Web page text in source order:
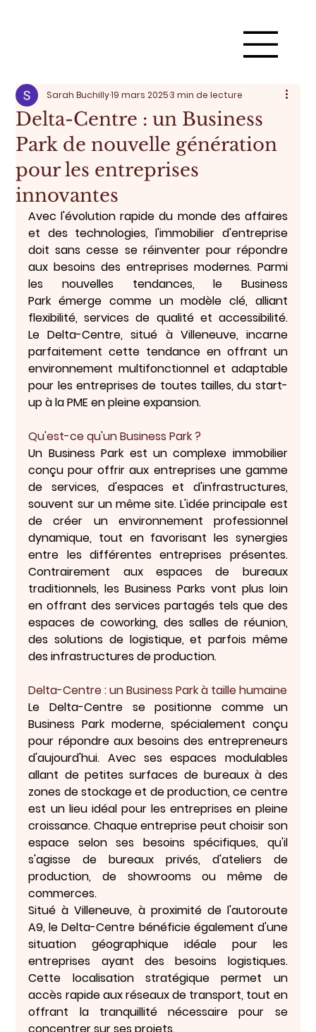
Delta-Centre : un Business
Park de nouvelle génération
pour les entreprises
innovantes
Sarah Buchilly19 mars 20253 min de lecture
Avec l'évolution rapide du monde des affaires
et des technologies, l'immobilier d'entreprise
doit sans cesse se réinventer pour répondre
aux besoins des entreprises modernes. Parmi
les nouvelles tendances, le Business
Park émerge comme un modèle clé, alliant
flexibilité, services de qualité et accessibilité.
Le Delta-Centre, situé à Villeneuve, incarne
parfaitement cette tendance en offrant un
environnement multifonctionnel et adaptable
pour les entreprises de toutes tailles, du start-
up à la PME en pleine expansion.
Qu'est-ce qu'un Business Park ?
Un Business Park est un complexe immobilier
conçu pour offrir aux entreprises une gamme
de services, d'espaces et d'infrastructures,
souvent sur un même site. L'idée principale est
de créer un environnement professionnel
dynamique, tout en favorisant les synergies
entre les différentes entreprises présentes.
Contrairement aux espaces de bureaux
traditionnels, les Business Parks vont plus loin
en offrant des services partagés tels que des
espaces de coworking, des salles de réunion,
des solutions de logistique, et parfois même
des infrastructures de production.
Delta-Centre : un Business Park à taille humaine
Le Delta-Centre se positionne comme un
Business Park moderne, spécialement conçu
pour répondre aux besoins des entrepreneurs
d'aujourd'hui. Avec ses espaces modulables
allant de petites surfaces de bureaux à des
zones de stockage et de production, ce centre
est un lieu idéal pour les entreprises en pleine
croissance. Chaque entreprise peut choisir son
espace selon ses besoins spécifiques, qu'il
s'agisse de bureaux privés, d'ateliers de
production, de showrooms ou même de
commerces.
Situé à Villeneuve, à proximité de l'autoroute
A9, le Delta-Centre bénéficie également d'une
situation géographique idéale pour les
entreprises ayant des besoins logistiques.
Cette localisation stratégique permet un
accès rapide aux réseaux de transport, tout en
offrant la tranquillité nécessaire pour se
concentrer sur ses projets.